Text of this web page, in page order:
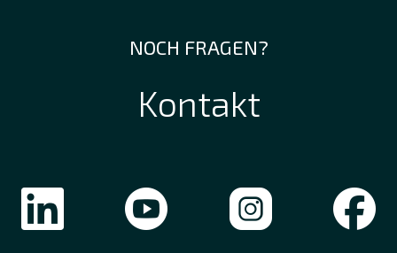
NOCH FRAGEN?
Kontakt